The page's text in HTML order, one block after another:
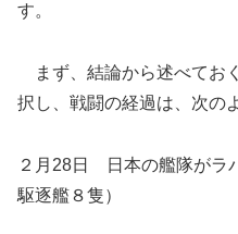
す。
まず、結論から述べてお
択し、戦闘の経過は、次の
２月28日 日本の艦隊がラ
駆逐艦８隻）